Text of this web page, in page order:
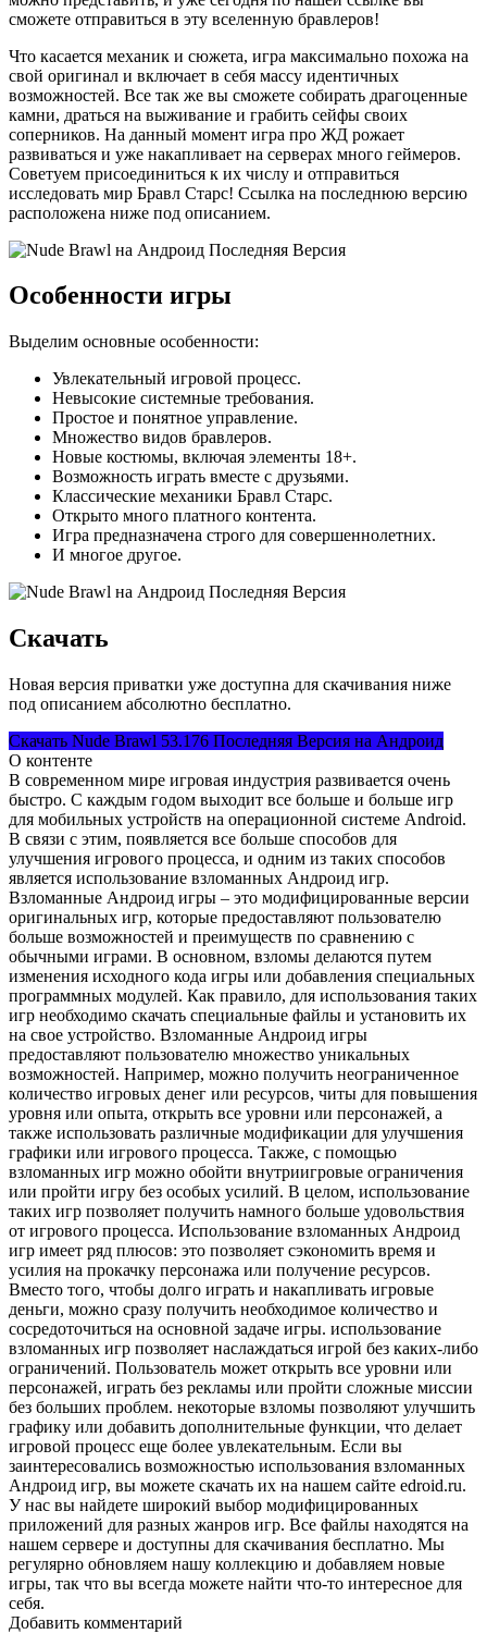
сможете отправиться в эту вселенную бравлеров!
Что касается механик и сюжета, игра максимально похожа на
свой оригинал и включает в себя массу идентичных
возможностей. Все так же вы сможете собирать драгоценные
камни, драться на выживание и грабить сейфы своих
соперников. На данный момент игра про ЖД рожает
развиваться и уже накапливает на серверах много геймеров.
Советуем присоединиться к их числу и отправиться
исследовать мир Бравл Старс! Ссылка на последнюю версию
расположена ниже под описанием.
Особенности игры
Выделим основные особенности:
Увлекательный игровой процесс.
Невысокие системные требования.
Простое и понятное управление.
Множество видов бравлеров.
Новые костюмы, включая элементы 18+.
Возможность играть вместе с друзьями.
Классические механики Бравл Старс.
Открыто много платного контента.
Игра предназначена строго для совершеннолетних.
И многое другое.
Скачать
Новая версия приватки уже доступна для скачивания ниже
под описанием абсолютно бесплатно.
Скачать Nude Brawl 53.176 Последняя Версия на Андроид
О контенте
В современном мире игровая индустрия развивается очень
быстро. С каждым годом выходит все больше и больше игр
для мобильных устройств на операционной системе Android.
В связи с этим, появляется все больше способов для
улучшения игрового процесса, и одним из таких способов
является использование взломанных Андроид игр.
Взломанные Андроид игры – это модифицированные версии
оригинальных игр, которые предоставляют пользователю
больше возможностей и преимуществ по сравнению с
обычными играми. В основном, взломы делаются путем
изменения исходного кода игры или добавления специальных
программных модулей. Как правило, для использования таких
игр необходимо скачать специальные файлы и установить их
на свое устройство. Взломанные Андроид игры
предоставляют пользователю множество уникальных
возможностей. Например, можно получить неограниченное
количество игровых денег или ресурсов, читы для повышения
уровня или опыта, открыть все уровни или персонажей, а
также использовать различные модификации для улучшения
графики или игрового процесса. Также, с помощью
взломанных игр можно обойти внутриигровые ограничения
или пройти игру без особых усилий. В целом, использование
таких игр позволяет получить намного больше удовольствия
от игрового процесса. Использование взломанных Андроид
игр имеет ряд плюсов: это позволяет сэкономить время и
усилия на прокачку персонажа или получение ресурсов.
Вместо того, чтобы долго играть и накапливать игровые
деньги, можно сразу получить необходимое количество и
сосредоточиться на основной задаче игры. использование
взломанных игр позволяет наслаждаться игрой без каких-либо
ограничений. Пользователь может открыть все уровни или
персонажей, играть без рекламы или пройти сложные миссии
без больших проблем. некоторые взломы позволяют улучшить
графику или добавить дополнительные функции, что делает
игровой процесс еще более увлекательным. Если вы
заинтересовались возможностью использования взломанных
Андроид игр, вы можете скачать их на нашем сайте edroid.ru.
У нас вы найдете широкий выбор модифицированных
приложений для разных жанров игр. Все файлы находятся на
нашем сервере и доступны для скачивания бесплатно. Мы
регулярно обновляем нашу коллекцию и добавляем новые
игры, так что вы всегда можете найти что-то интересное для
себя.
Добавить комментарий